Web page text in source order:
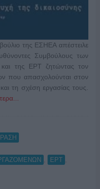
της ΕΣΗΕΑ απέστειλε
Συμβούλους των
και της ΕΡΤ ζητώντας τον
που απασχολούνται στον
τη σχέση εργασίας τους.
ΕΡΤ